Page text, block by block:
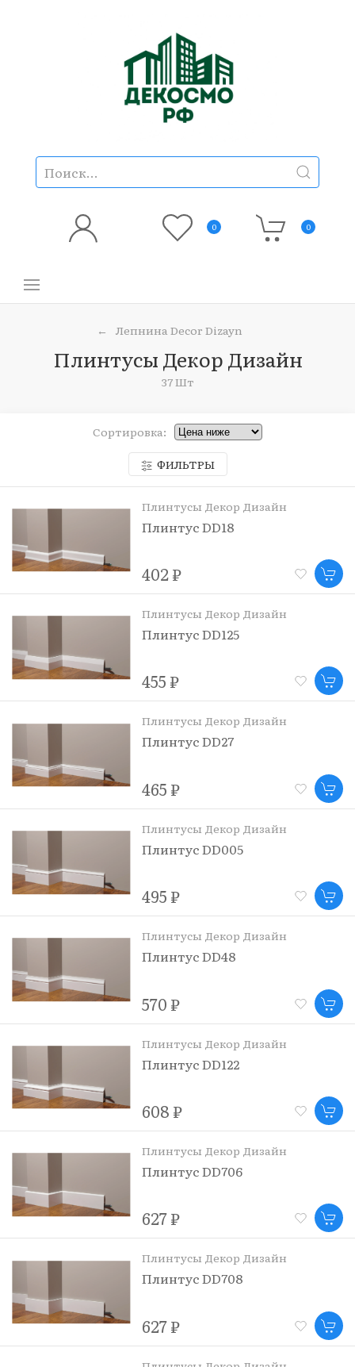
0 0
Лепнина Decor Dizayn
Плинтусы Декор Дизайн
37 Шт
Сортировка:
ФИЛЬТРЫ
Плинтусы Декор Дизайн
Плинтус DD18
402 ₽
Плинтусы Декор Дизайн
Плинтус DD125
455 ₽
Плинтусы Декор Дизайн
Плинтус DD27
465 ₽
Плинтусы Декор Дизайн
Плинтус DD005
495 ₽
Плинтусы Декор Дизайн
Плинтус DD48
570 ₽
Плинтусы Декор Дизайн
Плинтус DD122
608 ₽
Плинтусы Декор Дизайн
Плинтус DD706
627 ₽
Плинтусы Декор Дизайн
Плинтус DD708
627 ₽